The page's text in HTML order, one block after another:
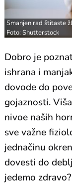
Smanjen rad štitaste
Foto: Shutterstock
Dobro je
ishrana i
dovode do
gojaznosti.
nivoe naših
sve važne
jednačinu
dovesti do
jedemo